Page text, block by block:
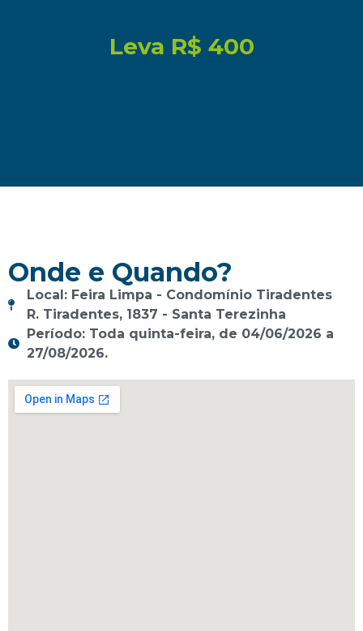
Leva R$ 400
Onde e Quando?
Local: Feira Limpa - Condomínio Tiradentes
R. Tiradentes, 1837 - Santa Terezinha
Período: Toda quinta-feira, de 04/06/2026 a
27/08/2026.